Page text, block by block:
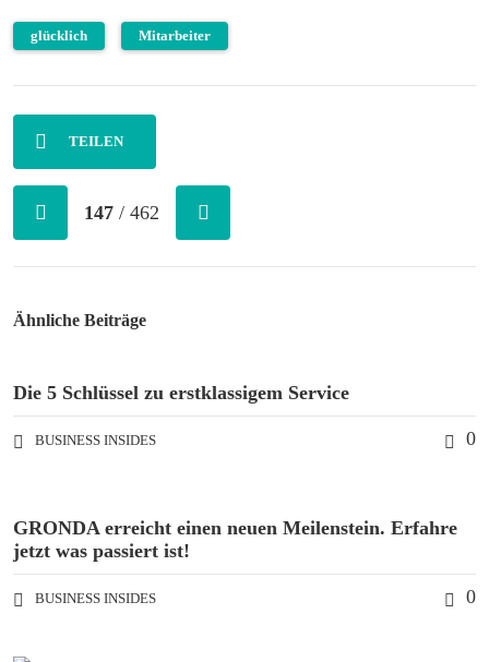
glücklich Mitarbeiter
TEILEN
147 / 462
Ähnliche Beiträge
Die 5 Schlüssel zu erstklassigem Service
BUSINESS INSIDES 0
GRONDA erreicht einen neuen Meilenstein. Erfahre
jetzt was passiert ist!
BUSINESS INSIDES 0